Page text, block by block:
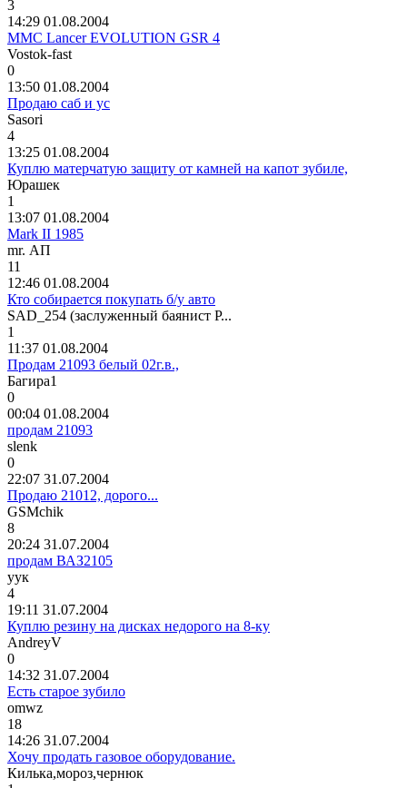
3
14:29 01.08.2004
MMC Lancer EVOLUTION GSR 4
Vostok-fast
0
13:50 01.08.2004
Продаю саб и ус
Sasori
4
13:25 01.08.2004
Куплю матерчатую защиту от камней на капот зубиле,
Юрашек
1
13:07 01.08.2004
Mark II 1985
mr. AП
11
12:46 01.08.2004
Кто собирается покупать б/у авто
SAD_254 (заслуженный баянист Р...
1
11:37 01.08.2004
Продам 21093 белый 02г.в.,
Багира1
0
00:04 01.08.2004
продам 21093
slenk
0
22:07 31.07.2004
Продаю 21012, дорого...
GSMchik
8
20:24 31.07.2004
продам ВАЗ2105
уук
4
19:11 31.07.2004
Куплю резину на дисках недорого на 8-ку
AndreyV
0
14:32 31.07.2004
Есть старое зубило
omwz
18
14:26 31.07.2004
Хочу продать газовое оборудование.
Килька,мороз,чернюк